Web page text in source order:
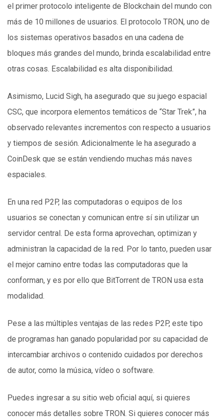
el primer protocolo inteligente de Blockchain del mundo con
más de 10 millones de usuarios. El protocolo TRON, uno de
los sistemas operativos basados ​​en una cadena de
bloques más grandes del mundo, brinda escalabilidad entre
otras cosas. Escalabilidad es alta disponibilidad.
Asimismo, Lucid Sigh, ha asegurado que su juego espacial
CSC, que incorpora elementos temáticos de “Star Trek”, ha
observado relevantes incrementos con respecto a usuarios
y tiempos de sesión. Adicionalmente le ha asegurado a
CoinDesk que se están vendiendo muchas más naves
espaciales.
En una red P2P, las computadoras o equipos de los
usuarios se conectan y comunican entre sí sin utilizar un
servidor central. De esta forma aprovechan, optimizan y
administran la capacidad de la red. Por lo tanto, pueden usar
el mejor camino entre todas las computadoras que la
conforman, y es por ello que BitTorrent de TRON usa esta
modalidad.
Pese a las múltiples ventajas de las redes P2P, este tipo
de programas han ganado popularidad por su capacidad de
intercambiar archivos o contenido cuidados por derechos
de autor, como la música, vídeo o software.
Puedes ingresar a su sitio web oficial aquí, si quieres
conocer más detalles sobre TRON. Si quieres conocer más